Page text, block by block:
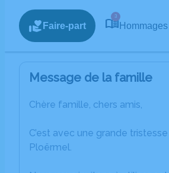
Faire-part
3
Hommages
Message de la famille
Chère famille, chers amis,
C’est avec une grande
Ploërmel.